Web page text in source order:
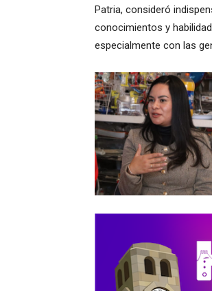
Patria, consideró
conocimientos y
especialmente con las